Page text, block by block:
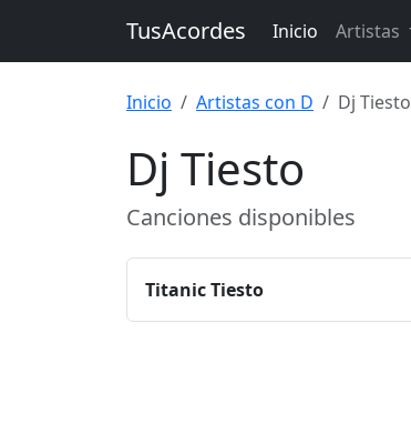
TusAcordes Inicio Artistas
Inicio Artistas con D Dj Tiesto
Dj Tiesto
Canciones disponibles
Titanic Tiesto